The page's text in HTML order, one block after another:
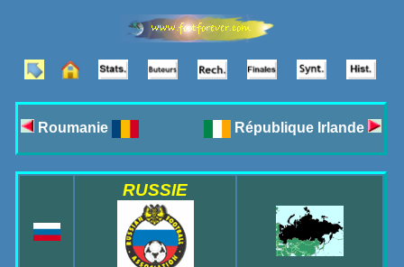
Roumanie République Irlande
RUSSIE